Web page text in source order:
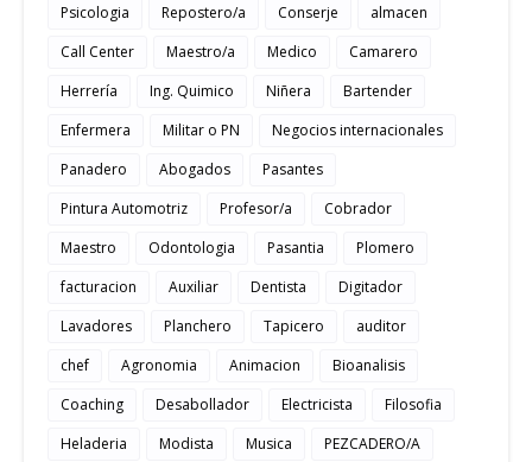
Psicologia
Repostero/a Conserje
almacen
Call Center
Maestro/a Medico
Camarero
Herrería
Ing. Quimico Niñera
Bartender
Enfermera
Militar o PN
Negocios internacionales
Panadero
Abogados
Pasantes
Pintura Automotriz
Profesor/a
Cobrador
Maestro
Odontologia Pasantia
Plomero
facturacion
Auxiliar Dentista
Digitador
Lavadores
Planchero Tapicero
auditor
chef
Agronomia Animacion
Bioanalisis
Coaching
Desabollador Electricista
Filosofia
Heladeria
Modista Musica
PEZCADERO/A